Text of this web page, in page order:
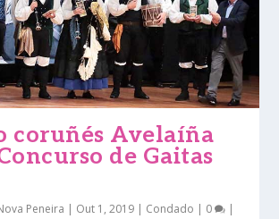
coruñés Avelaíña
de Gaitas
Peneira | Out 1, 2019 | Condado | 0 |